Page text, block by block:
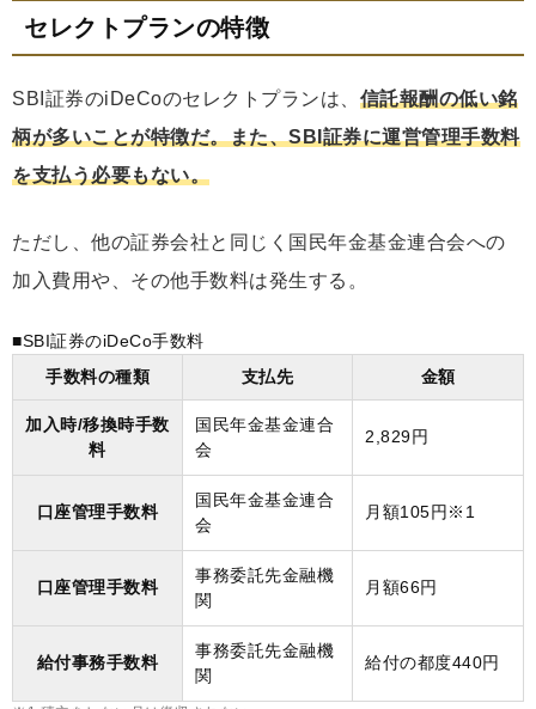
セレクトプランの特徴
SBI証券のiDeCoのセレクトプランは、 信託報酬の低い銘
柄が多いことが特徴だ。また、SBI証券に運営管理手数料
を支払う必要もない。
ただし、他の証券会社と同じく国民年金基金連合会への
加入費用や、その他手数料は発生する。
■SBI証券のiDeCo手数料
手数料の種類
支払先 金額
加入時/移換時手数
料
国民年金基金連合
会
2,829円
口座管理手数料
国民年金基金連合
会
月額105円※1
口座管理手数料
事務委託先金融機
関
月額66円
給付事務手数料
事務委託先金融機
関
給付の都度440円